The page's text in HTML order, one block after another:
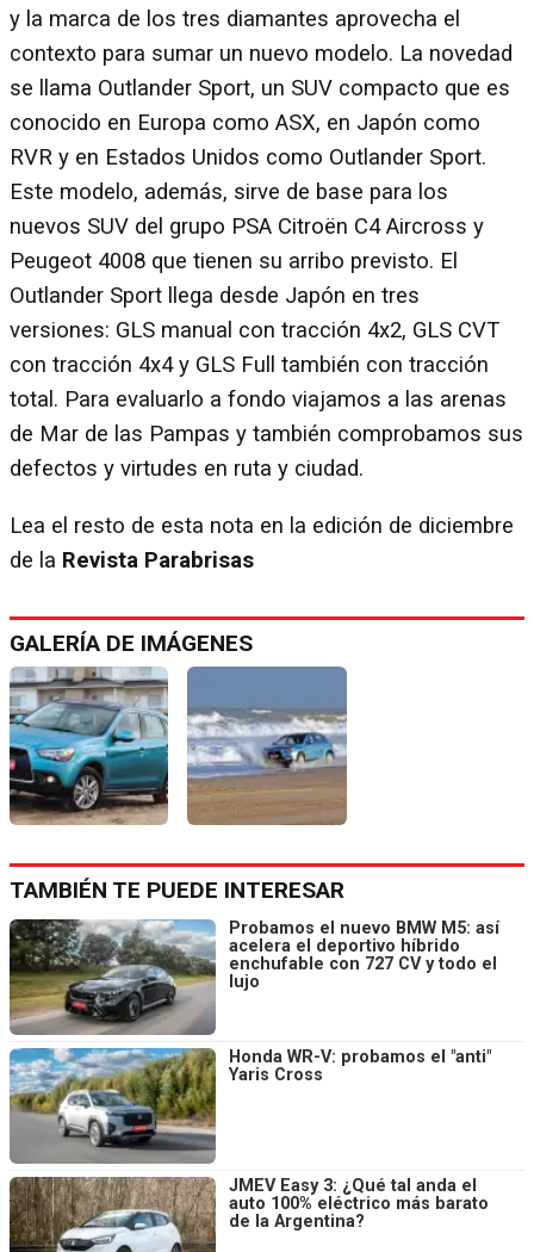
y la marca de los tres diamantes aprovecha el
contexto para sumar un nuevo modelo. La novedad
se llama Outlander Sport, un SUV compacto que es
conocido en Europa como ASX, en Japón como
RVR y en Estados Unidos como Outlander Sport.
Este modelo, además, sirve de base para los
nuevos SUV del grupo PSA Citroën C4 Aircross y
Peugeot 4008 que tienen su arribo previsto. El
Outlander Sport llega desde Japón en tres
versiones: GLS manual con tracción 4x2, GLS CVT
con tracción 4x4 y GLS Full también con tracción
total. Para evaluarlo a fondo viajamos a las arenas
de Mar de las Pampas y también comprobamos sus
defectos y virtudes en ruta y ciudad.
Lea el resto de esta nota en la edición de diciembre
de la Revista Parabrisas
GALERÍA DE IMÁGENES
TAMBIÉN TE PUEDE INTERESAR
Probamos el nuevo BMW M5: así
acelera el deportivo híbrido
enchufable con 727 CV y todo el
lujo
Honda WR-V: probamos el "anti"
Yaris Cross
JMEV Easy 3: ¿Qué tal anda el
auto 100% eléctrico más barato
de la Argentina?